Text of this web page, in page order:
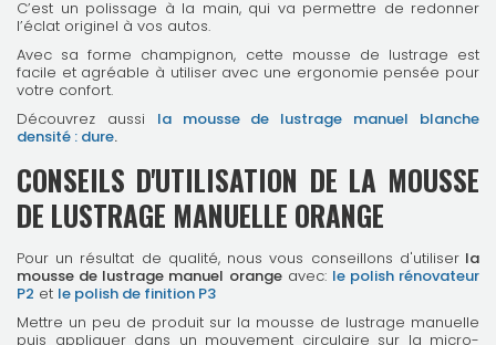
C’est un polissage à la main, qui va permettre de redonner
l’éclat originel à vos autos.
Avec sa forme champignon, cette mousse de lustrage est
facile et agréable à utiliser avec une ergonomie pensée pour
votre confort.
Découvrez aussi la mousse de lustrage manuel blanche
densité : dure.
CONSEILS D'UTILISATION DE LA MOUSSE
DE LUSTRAGE MANUELLE ORANGE
Pour un résultat de qualité, nous vous conseillons d'utiliserla
mousse de lustrage manuel orangeavec: le polish rénovateur
P2 et le polish de finition P3
Mettre un peu de produit sur la mousse de lustrage manuelle
puis appliquer dans un mouvement circulaire sur la micro-